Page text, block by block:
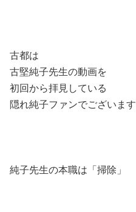
古都は
古堅純子先生の動画を
初回から拝見している
隠れ純子ファンでございます
純子先生の本職は「掃除」